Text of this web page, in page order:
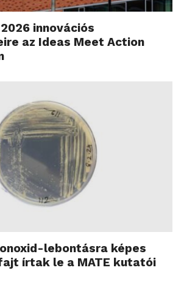
innovációs
az Ideas Meet Action
lebontásra képes
írtak le a MATE kutatói